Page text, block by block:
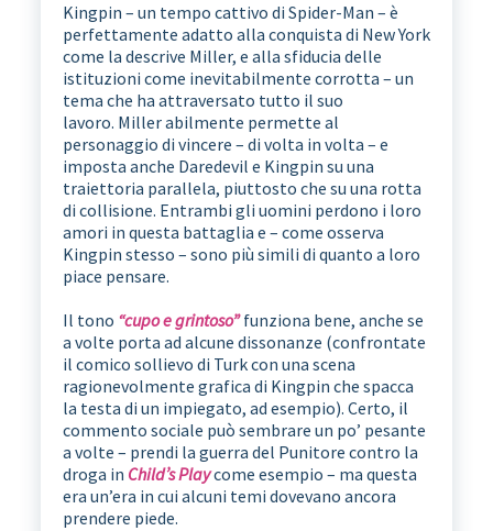
Kingpin – un tempo cattivo di Spider-Man – è
perfettamente adatto alla conquista di New York
come la descrive Miller, e alla sfiducia delle
istituzioni come inevitabilmente corrotta – un
tema che ha attraversato tutto il suo
lavoro. Miller abilmente permette al
personaggio di vincere – di volta in volta – e
imposta anche Daredevil e Kingpin su una
traiettoria parallela, piuttosto che su una rotta
di collisione. Entrambi gli uomini perdono i loro
amori in questa battaglia e – come osserva
Kingpin stesso – sono più simili di quanto a loro
piace pensare.
Il tono “cupo e grintoso”funziona bene, anche se
a volte porta ad alcune dissonanze (confrontate
il comico sollievo di Turk con una scena
ragionevolmente grafica di Kingpin che spacca
la testa di un impiegato, ad esempio). Certo, il
commento sociale può sembrare un po’ pesante
a volte – prendi la guerra del Punitore contro la
droga in Child’s Playcome esempio – ma questa
era un’era in cui alcuni temi dovevano ancora
prendere piede.